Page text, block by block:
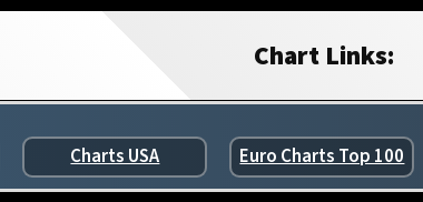
Chart Links:
Charts USA Euro Charts Top 100